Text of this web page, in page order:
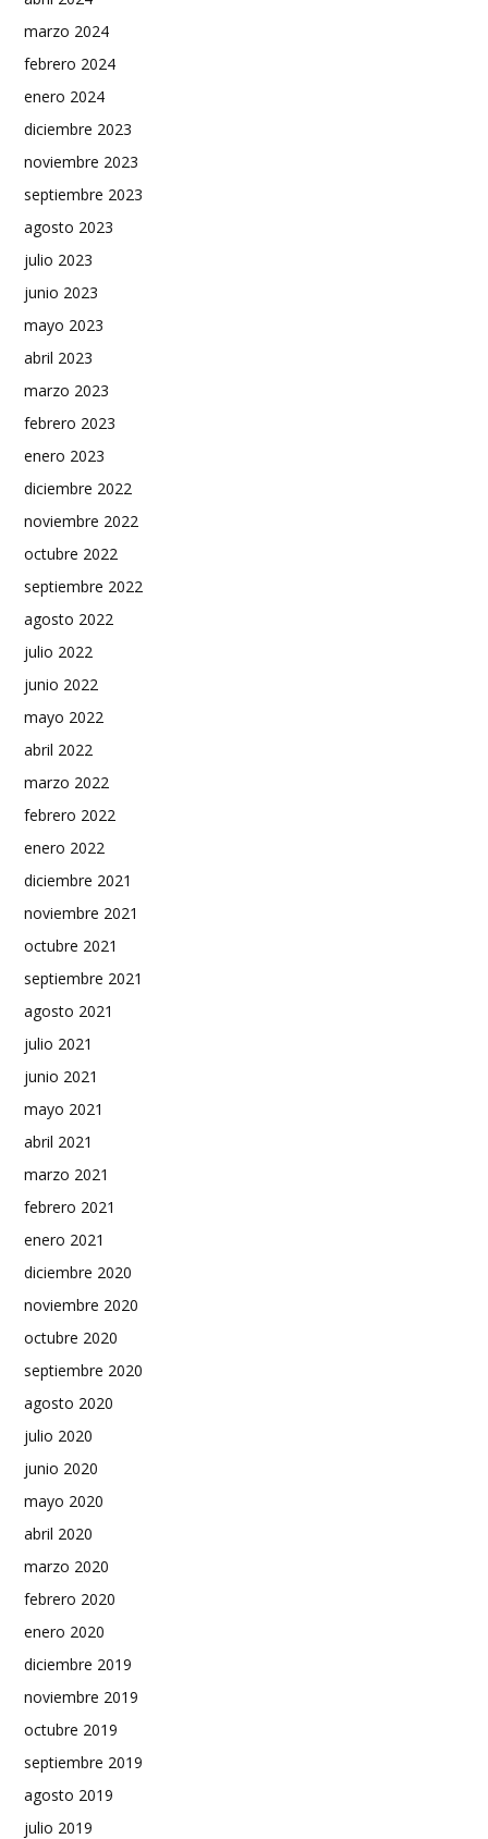
marzo 2024
febrero 2024
enero 2024
diciembre 2023
noviembre 2023
septiembre 2023
agosto 2023
julio 2023
junio 2023
mayo 2023
abril 2023
marzo 2023
febrero 2023
enero 2023
diciembre 2022
noviembre 2022
octubre 2022
septiembre 2022
agosto 2022
julio 2022
junio 2022
mayo 2022
abril 2022
marzo 2022
febrero 2022
enero 2022
diciembre 2021
noviembre 2021
octubre 2021
septiembre 2021
agosto 2021
julio 2021
junio 2021
mayo 2021
abril 2021
marzo 2021
febrero 2021
enero 2021
diciembre 2020
noviembre 2020
octubre 2020
septiembre 2020
agosto 2020
julio 2020
junio 2020
mayo 2020
abril 2020
marzo 2020
febrero 2020
enero 2020
diciembre 2019
noviembre 2019
octubre 2019
septiembre 2019
agosto 2019
julio 2019